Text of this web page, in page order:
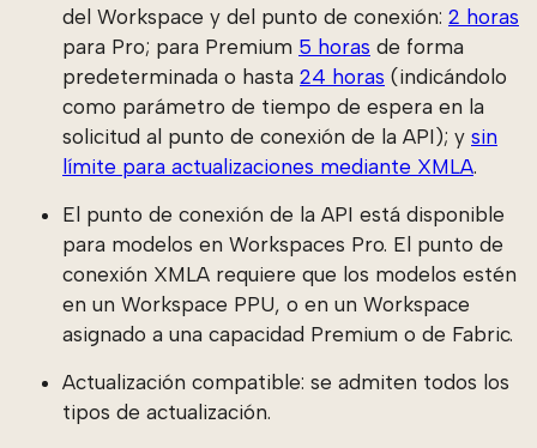
del Workspace y del punto de conexión: 2 horas
para Pro; para Premium 5 horas de forma
predeterminada o hasta 24 horas (indicándolo
como parámetro de tiempo de espera en la
solicitud al punto de conexión de la API); y sin
límite para actualizaciones mediante XMLA.
El punto de conexión de la API está disponible
para modelos en Workspaces Pro. El punto de
conexión XMLA requiere que los modelos estén
en un Workspace PPU, o en un Workspace
asignado a una capacidad Premium o de Fabric.
Actualización compatible: se admiten todos los
tipos de actualización.